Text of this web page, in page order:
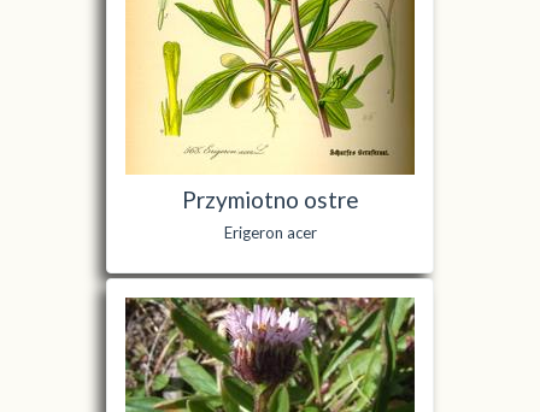
Przymiotno ostre
Erigeron acer